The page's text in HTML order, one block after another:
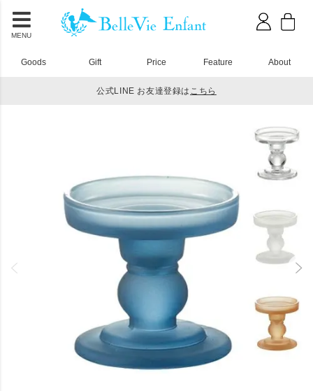
MENU
Goods Gift Price Feature About
公式LINE お友達登録は こちら
キャンドルホルダー S